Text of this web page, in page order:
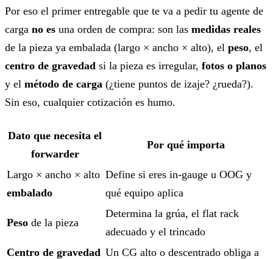
Por eso el primer entregable que te va a pedir tu agente de
carga no es una orden de compra: son las medidas reales
de la pieza ya embalada (largo × ancho × alto), el peso, el
centro de gravedad si la pieza es irregular, fotos o planos
y el método de carga (¿tiene puntos de izaje? ¿rueda?).
Sin eso, cualquier cotización es humo.
Dato que necesita el
forwarder
Por qué importa
Largo × ancho × alto
embalado
Define si eres in-gauge u OOG y
qué equipo aplica
Peso de la pieza
Determina la grúa, el flat rack
adecuado y el trincado
Centro de gravedad Un CG alto o descentrado obliga a